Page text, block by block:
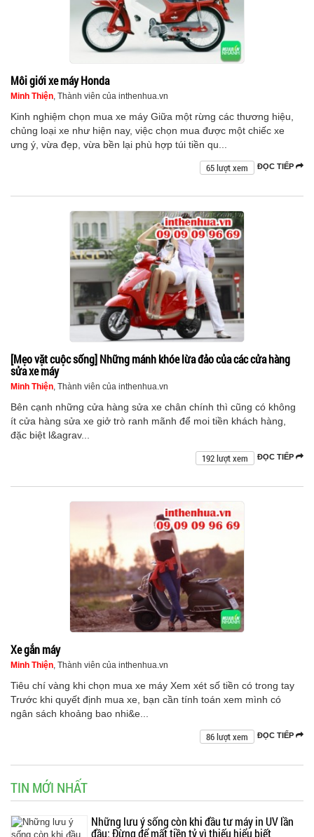
Môi giới xe máy Honda
Minh Thiện, Thành viên của inthenhua.vn
Kinh nghiệm chọn mua xe máy Giữa một rừng các thương hiệu,
chủng loại xe như hiện nay, việc chọn mua được một chiếc xe
ưng ý, vừa đẹp, vừa bền lại phù hợp túi tiền qu...
ĐỌC TIẾP
65 lượt xem
[Mẹo vặt cuộc sống] Những mánh khóe lừa đảo của các cửa hàng
sửa xe máy
Minh Thiện, Thành viên của inthenhua.vn
Bên cạnh những cửa hàng sửa xe chân chính thì cũng có không
ít cửa hàng sửa xe giở trò ranh mãnh để moi tiền khách hàng,
đặc biệt l&agrav...
ĐỌC TIẾP
192 lượt xem
Xe gắn máy
Minh Thiện, Thành viên của inthenhua.vn
Tiêu chí vàng khi chọn mua xe máy Xem xét số tiền có trong tay
Trước khi quyết định mua xe, bạn cần tính toán xem mình có
ngân sách khoảng bao nhi&e...
ĐỌC TIẾP
86 lượt xem
TIN MỚI NHẤT
Những lưu ý sống còn khi đầu tư máy in UV lần
đầu: Đừng để mất tiền tỷ vì thiếu hiểu biết